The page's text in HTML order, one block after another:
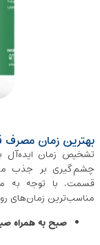
بهترین زمان مصرف
تشخیص زمان ایده‌آل
چشم‌گیری بر جذب
قسمت، با توجه به
مناسب‌ترین زمان‌های
صبح به همراه